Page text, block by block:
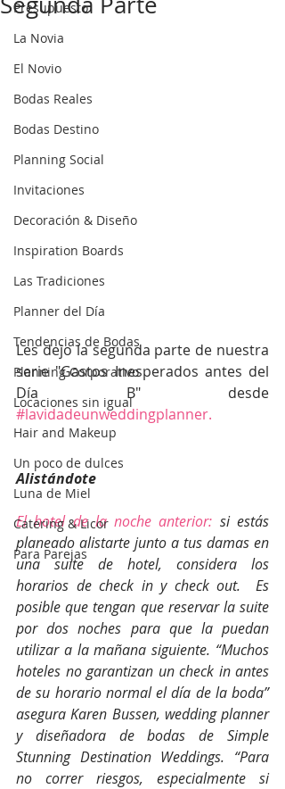
Presupuesto
La Novia
El Novio
Bodas Reales
Bodas Destino
Planning Social
Invitaciones
Decoración & Diseño
Inspiration Boards
Las Tradiciones
Planner del Día
Tendencias de Bodas
Planning Corporativo
Locaciones sin igual
Hair and Makeup
Un poco de dulces
Luna de Miel
Catering & Licor
Para Parejas
Les dejo la segunda parte de nuestra
serie "Gastos Inesperados antes del
#lavidadeunweddingplanner.
Alistándote
El hotel de la noche anterior: si estás
planeado alistarte junto a tus damas en
una suite de hotel, considera los
horarios de check in y check out.  Es
posible que tengan que reservar la suite
por dos noches para que la puedan
utilizar a la mañana siguiente. “Muchos
hoteles no garantizan un check in antes
de su horario normal el día de la boda”
asegura Karen Bussen, wedding planner
y diseñadora de bodas de Simple
Stunning Destination Weddings. “Para
no correr riesgos, especialmente si